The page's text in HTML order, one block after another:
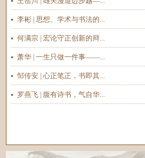
李彬 | 思想、学术与书法的...
何满宗 | 宏论守正创新的辩...
萧华 | 一生只做一件事——...
邹传安 | 心正笔正，书即其...
罗燕飞 | 腹有诗书，气自华...